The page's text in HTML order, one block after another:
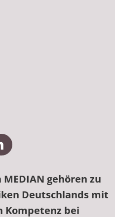
zu YouTubezu Facebook
Verlinkung zu
gehören zu
Deutschlands mit
Kompetenz bei